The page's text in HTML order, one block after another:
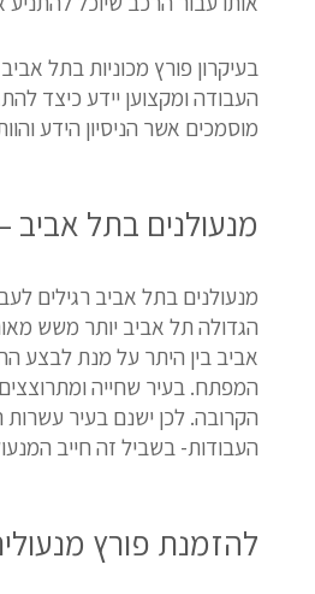
בעיקרון פורץ מכוניות בתל
העבודה ומקצוען יידע כיצד
מוסמכים אשר הניסיון הידע
מנעולנים בתל אביב
מנעולנים בתל אביב רגילים
הגדולה תל אביב יותר משש
אביב בין היתר על מנת לבצע
הקרובה. לכן ישנם בעיר עשרות
העבודות- בשביל זה חייב
להזמנת פורץ מנעולים בתל